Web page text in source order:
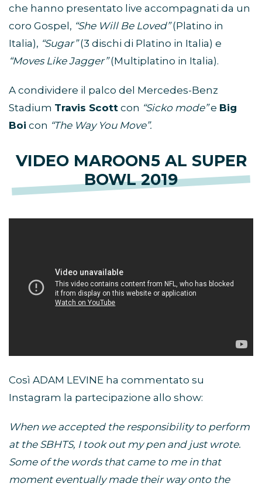
che hanno presentato live accompagnati da un
coro Gospel, “She Will Be Loved”(Platino in
Italia), “Sugar”(3 dischi di Platino in Italia) e
“Moves Like Jagger”(Multiplatino in Italia).
A condividere il palco del Mercedes-Benz
Stadium Travis Scott con “Sicko mode”e Big
Boi con “The Way You Move”.
VIDEO MAROON5 AL SUPER
BOWL 2019
Così ADAM LEVINE ha commentato su
Instagram la partecipazione allo show:
When we accepted the responsibility to perform
at the SBHTS, I took out my pen and just wrote.
Some of the words that came to me in that
moment eventually made their way onto the